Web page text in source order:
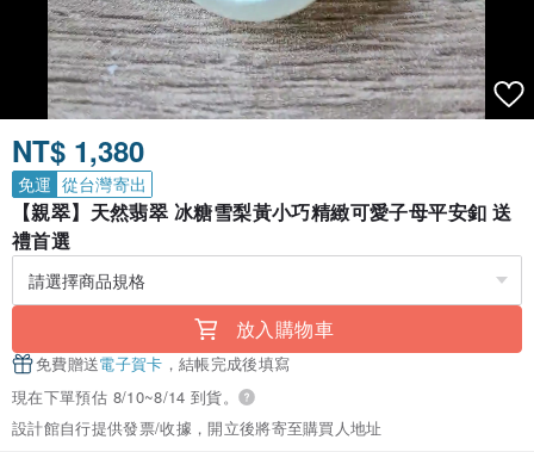
NT$ 1,380
免運 從台灣寄出
【親翠】天然翡翠 冰糖雪梨黃小巧精緻可愛子母平安釦 送
禮首選
放入購物車
免費贈送電子賀卡 ，結帳完成後填寫
現在下單預估 8/10~8/14 到貨。
設計館自行提供發票/收據，開立後將寄至購買人地址